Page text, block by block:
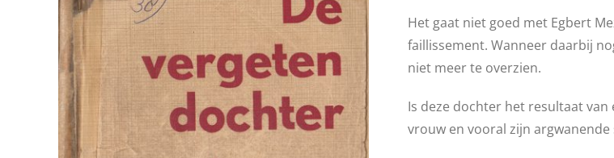
Het gaat niet goed met Egbert
faillissement. Wanneer daarbij
niet meer te overzien.
Is deze dochter het resultaat
vrouw en vooral zijn